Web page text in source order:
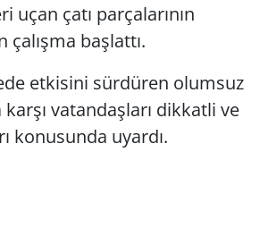
uçan çatı parçalarının
çalışma başlattı.
etkisini sürdüren olumsuz
karşı vatandaşları dikkatli ve
konusunda uyardı.